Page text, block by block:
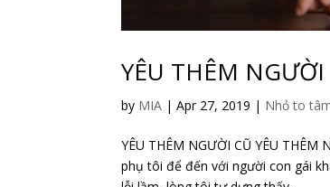
YÊU THÊM NGƯỜI
by MIA |Apr 27, 2019 | Nhỏ to
YÊU THÊM NGƯỜI CŨ YÊU
phụ tôi để đến với người con gái